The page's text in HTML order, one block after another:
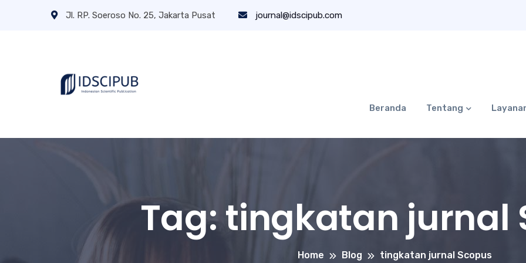
Jl. RP. Soeroso No. 25, Jakarta Pusat journal@idscipub.com
Beranda Tentang
Tag:tingkatan jurnal
Home Blog tingkatan jurnal Scopus